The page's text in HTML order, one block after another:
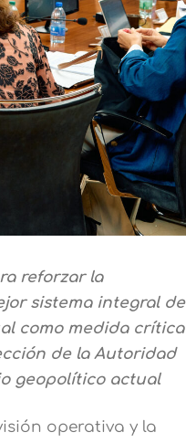
reforzar la
sistema integral de
como medida crítica
de la Autoridad
geopolítico actual
operativa y la